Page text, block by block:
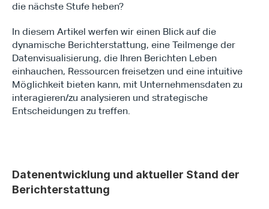
die nächste Stufe heben?
In diesem Artikel werfen wir einen Blick auf die
dynamische Berichterstattung, eine Teilmenge der
Datenvisualisierung, die Ihren Berichten Leben
einhauchen, Ressourcen freisetzen und eine intuitive
Möglichkeit bieten kann, mit Unternehmensdaten zu
interagieren/zu analysieren und strategische
Entscheidungen zu treffen.
Datenentwicklung und aktueller Stand der
Berichterstattung